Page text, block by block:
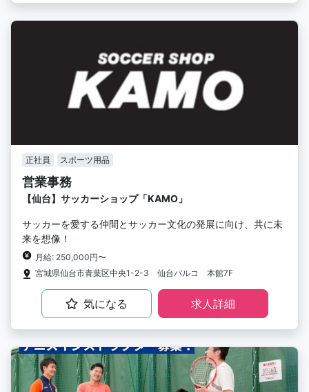
正社員 スポーツ用品
営業事務
【仙台】サッカーショップ「KAMO」
サッカーを愛する仲間とサッカー文化の発展に向け、共に未
来を想像！
月給: 250,000円〜
宮城県仙台市青葉区中央1-2-3 仙台パルコ 本館7F
気になる 求人詳細